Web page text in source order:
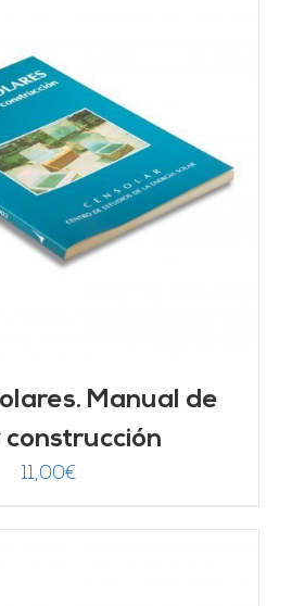
Manual de
construcción
11,00€